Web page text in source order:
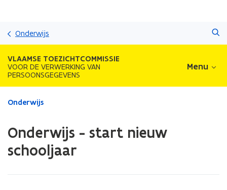
inhoud
Onderwijs
VLAAMSE TOEZICHTCOMMISSIE
VOOR DE VERWERKING VAN
PERSOONSGEGEVENS
Menu
Gedaan
bevindt
zich
Onderwijs
Onderwijs - start nieuw
schooljaar